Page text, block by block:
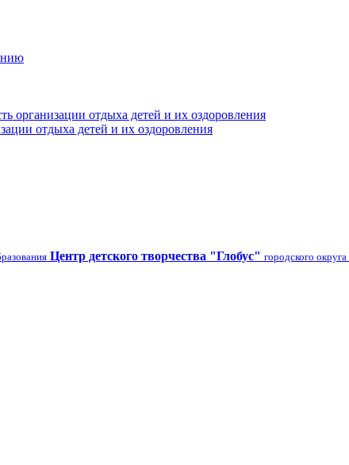
организации отдыха детей и их оздоровления
отдыха детей и их оздоровления
Центр детского творчества "Глобус" городского